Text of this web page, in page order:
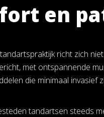
en
richt zich
met ontspannende
die minimaal invasief
tandartsen steeds